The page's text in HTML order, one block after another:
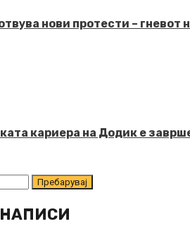
нови протести – гневот
кариера на Додик е